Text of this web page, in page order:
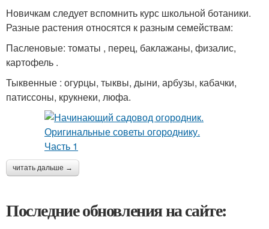
Новичкам следует вспомнить курс школьной ботаники.
Разные растения относятся к разным семействам:
Пасленовые: томаты , перец, баклажаны, физалис,
картофель .
Тыквенные : огурцы, тыквы, дыни, арбузы, кабачки,
патиссоны, крукнеки, люфа.
читать дальше →
Последние обновления на сайте: